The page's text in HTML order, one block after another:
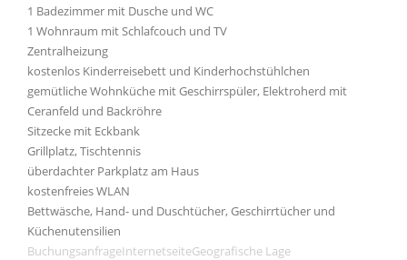
1 Badezimmer mit Dusche und WC
1 Wohnraum mit Schlafcouch und TV
Zentralheizung
kostenlos Kinderreisebett und Kinderhochstühlchen
gemütliche Wohnküche mit Geschirrspüler, Elektroherd mit
Ceranfeld und Backröhre
Sitzecke mit Eckbank
Grillplatz, Tischtennis
überdachter Parkplatz am Haus
kostenfreies WLAN
Bettwäsche, Hand- und Duschtücher, Geschirrtücher und
Küchenutensilien
BuchungsanfrageInternetseiteGeografische Lage